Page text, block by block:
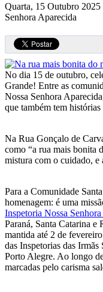
Quarta, 15 Outubro 2025
Senhora Aparecida
No dia 15 de outubro,
Grande! Entre as
Nossa Senhora
que também tem
Na Rua Gonçalo de
como “a rua mais bonita
mistura com o cuidado, e
Para a Comunidade
homenagem: é uma
Inspetoria Nossa
Paraná, Santa Catarina
mantida até 2 de
das Inspetorias das
Porto Alegre. Ao longo
marcadas pelo carisma